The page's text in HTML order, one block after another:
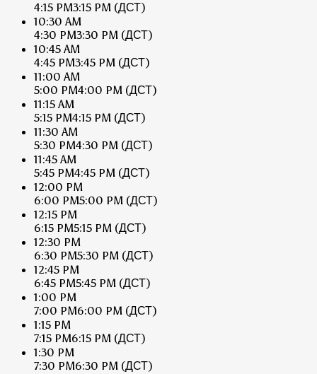
4:15 PM3:15 PM (ДСТ)
10:30 AM
4:30 PM3:30 PM (ДСТ)
10:45 AM
4:45 PM3:45 PM (ДСТ)
11:00 AM
5:00 PM4:00 PM (ДСТ)
11:15 AM
5:15 PM4:15 PM (ДСТ)
11:30 AM
5:30 PM4:30 PM (ДСТ)
11:45 AM
5:45 PM4:45 PM (ДСТ)
12:00 PM
6:00 PM5:00 PM (ДСТ)
12:15 PM
6:15 PM5:15 PM (ДСТ)
12:30 PM
6:30 PM5:30 PM (ДСТ)
12:45 PM
6:45 PM5:45 PM (ДСТ)
1:00 PM
7:00 PM6:00 PM (ДСТ)
1:15 PM
7:15 PM6:15 PM (ДСТ)
1:30 PM
7:30 PM6:30 PM (ДСТ)